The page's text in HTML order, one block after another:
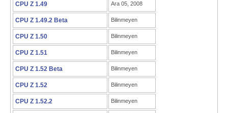
CPU Z 1.49 Ara 05, 2008
CPU Z 1.49.2 Beta Bilinmeyen
CPU Z 1.50 Bilinmeyen
CPU Z 1.51 Bilinmeyen
CPU Z 1.52 Beta Bilinmeyen
CPU Z 1.52 Bilinmeyen
CPU Z 1.52.2 Bilinmeyen